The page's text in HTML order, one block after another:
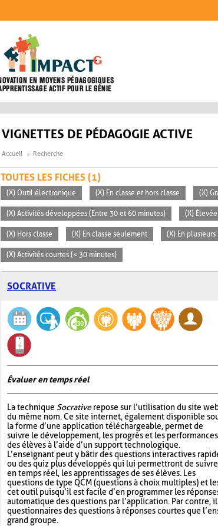
VIGNETTES DE PÉDAGOGIE ACTIVE
Accueil Recherche
TOUTES LES FICHES (1)
(X) Outil électronique (X) En classe et hors classe (X)
(X) Activités développées (Entre 30 et 60 minutes) (X) Élevée
(X) Hors classe (X) En classe seulement (X) En plusieurs
(X) Activités courtes (< 30 minutes)
SOCRATIVE
Évaluer en temps réel
La technique Socrativerepose sur l’utilisation du site
du même nom. Ce site internet, également disponible
la forme d’une application téléchargeable, permet de
suivre le développement, les progrès et les performances
des élèves à l’aide d’un support technologique.
L’enseignant peut y bâtir des questions interactives
ou des quiz plus développés qui lui permettront de
en temps réel, les apprentissages de ses élèves. Les
questions de type QCM (questions à choix multiples) et
cet outil puisqu’il est facile d’en programmer les
automatique des questions par l’application. Par contre,
questionnaires des questions à réponses courtes que
grand groupe.